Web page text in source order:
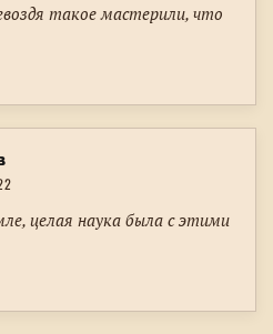
такое мастерили, что
целая наука была с этими